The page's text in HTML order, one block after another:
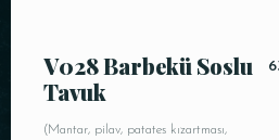
V028 Barbekü Soslu
Tavuk
(Mantar, pilav, patates kızartması,